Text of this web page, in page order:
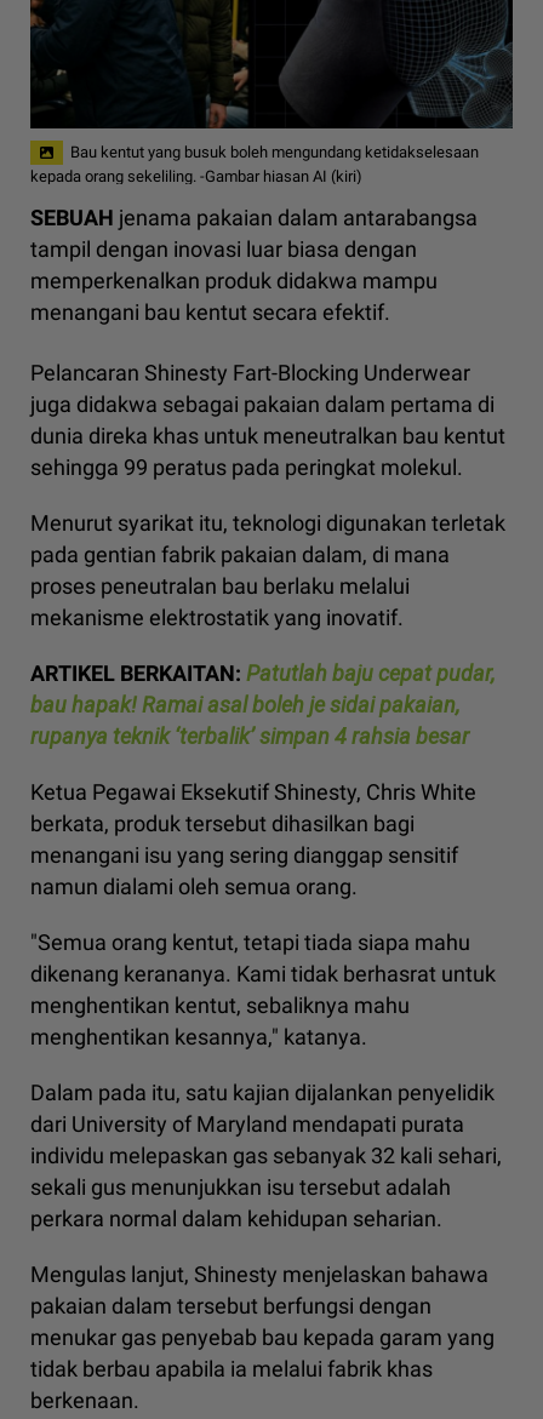
Bau kentut yang busuk boleh mengundang ketidakselesaan
kepada orang sekeliling. -Gambar hiasan AI (kiri)
SEBUAH jenama pakaian dalam antarabangsa
tampil dengan inovasi luar biasa dengan
memperkenalkan produk didakwa mampu
menangani bau kentut secara efektif.
Pelancaran Shinesty Fart-Blocking Underwear
juga didakwa sebagai pakaian dalam pertama di
dunia direka khas untuk meneutralkan bau kentut
sehingga 99 peratus pada peringkat molekul.
Menurut syarikat itu, teknologi digunakan terletak
pada gentian fabrik pakaian dalam, di mana
proses peneutralan bau berlaku melalui
mekanisme elektrostatik yang inovatif.
ARTIKEL BERKAITAN: Patutlah baju cepat pudar,
bau hapak! Ramai asal boleh je sidai pakaian,
rupanya teknik ‘terbalik’ simpan 4 rahsia besar
Ketua Pegawai Eksekutif Shinesty, Chris White
berkata, produk tersebut dihasilkan bagi
menangani isu yang sering dianggap sensitif
namun dialami oleh semua orang.
"Semua orang kentut, tetapi tiada siapa mahu
dikenang kerananya. Kami tidak berhasrat untuk
menghentikan kentut, sebaliknya mahu
menghentikan kesannya," katanya.
Dalam pada itu, satu kajian dijalankan penyelidik
dari University of Maryland mendapati purata
individu melepaskan gas sebanyak 32 kali sehari,
sekali gus menunjukkan isu tersebut adalah
perkara normal dalam kehidupan seharian.
Mengulas lanjut, Shinesty menjelaskan bahawa
pakaian dalam tersebut berfungsi dengan
menukar gas penyebab bau kepada garam yang
tidak berbau apabila ia melalui fabrik khas
berkenaan.